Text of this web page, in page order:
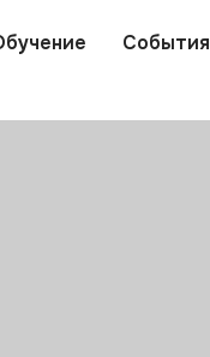
События